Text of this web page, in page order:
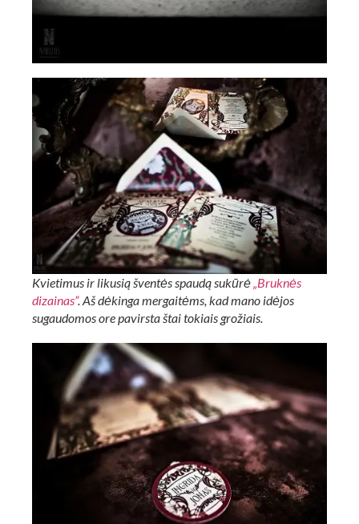
Kvietimus ir likusią šventės spaudą sukūrė „Bruknės
dizainas”. Aš dėkinga mergaitėms, kad mano idėjos
sugaudomos ore pavirsta štai tokiais grožiais.